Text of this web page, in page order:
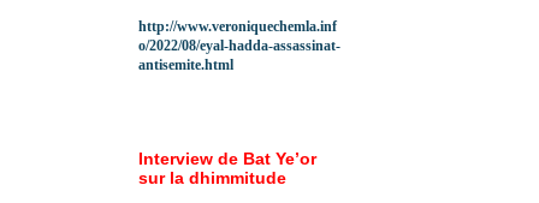
http://www.veroniquechemla.inf
o/2022/08/eyal-hadda-assassinat-
antisemite.html
Interview de Bat Ye’or
sur la dhimmitude